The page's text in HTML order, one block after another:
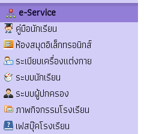
e-Service
คู่มือนักเรียน
ห้องสมุดอิเล็กทรอนิกส์
ระเบียบเครื่องแต่งกาย
ระบบนักเรียน
ระบบผู้ปกครอง
ภาพกิจกรรมโรงเรียน
เฟสบุ๊คโรงเรียน